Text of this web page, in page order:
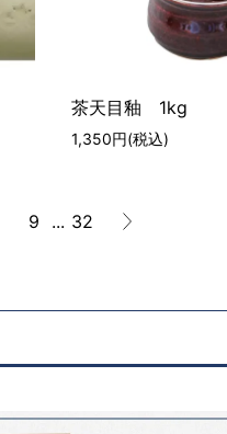
茶天目釉 1kg
1,350円(税込)
9 ... 32